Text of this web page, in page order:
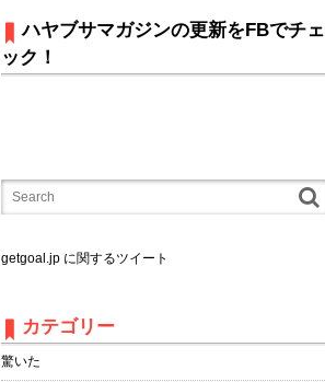
ハヤブサマガジンの更新をFBでチェ
ック！
getgoal.jp に関するツイート
カテゴリー
驚いた